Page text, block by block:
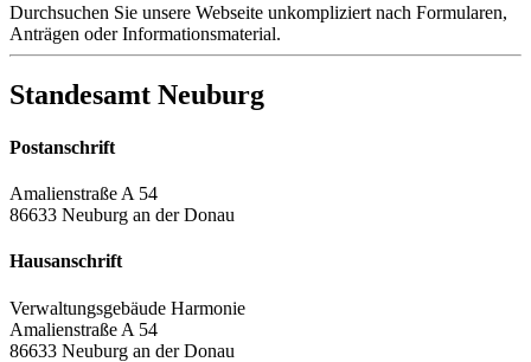
Durchsuchen Sie unsere Webseite unkompliziert nach Formularen,
Anträgen oder Informationsmaterial.
Standesamt Neuburg
Postanschrift
Amalienstraße A 54
86633 Neuburg an der Donau
Hausanschrift
Verwaltungsgebäude Harmonie
Amalienstraße A 54
86633 Neuburg an der Donau